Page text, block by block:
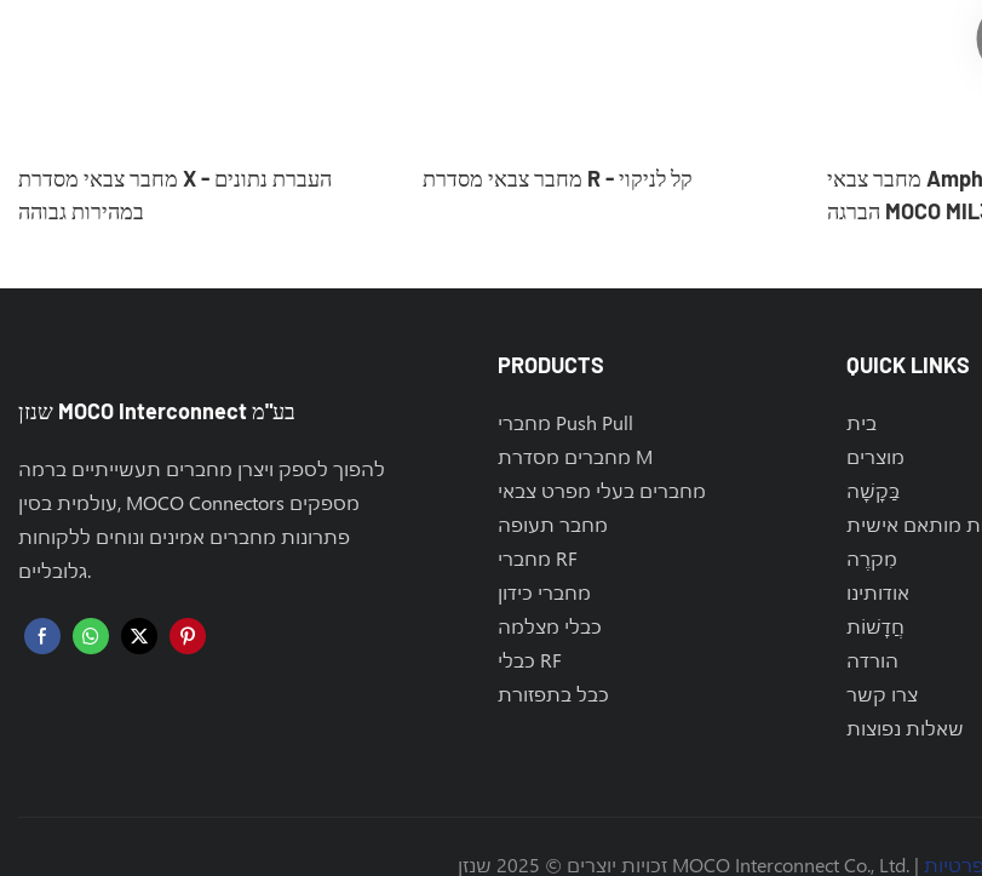
מחבר צבאי מסדרת X - העברת נתונים
במהירות גבוהה
מחבר צבאי מסדרת R - קל לניקוי
מחבר צבאי Amphenol 24-28S עגול עם
הברגה MOCO MIL3106 עמיד למים IP67
שנזן MOCO Interconnect בע"מ
להפוך לספק ויצרן מחברים תעשייתיים ברמה
עולמית בסין, MOCO Connectors מספקים
פתרונות מחברים אמינים ונוחים ללקוחות
גלובליים.
PRODUCTS
מחברי Push Pull
מחברים מסדרת M
מחברים בעלי מפרט צבאי
מחבר תעופה
מחברי RF
מחברי כידון
כבלי מצלמה
כבלי RF
כבל בתפזורת
QUICK LINKS
בית
מוצרים
בַּקָשָׁה
מותאם אישית
מִקרֶה
אודותינו
חֲדָשׁוֹת
הורדה
צרו קשר
שאלות נפוצות
זכויות יוצרים © 2025 שנזן MOCO Interconnect Co., Ltd. |